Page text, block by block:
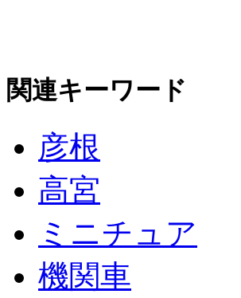
関連キーワード
彦根
高宮
ミニチュア
機関車